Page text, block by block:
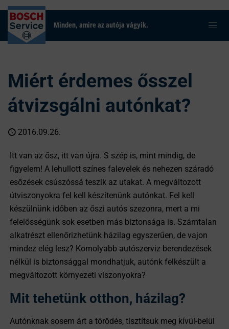
Minden, amire az autója vágyik.
Miért érdemes ősszel
átvizsgálni autónkat?
2016.09.26.
Itt van az ősz, itt van újra. S szép is, mint mindig, de
figyelem! A lehullott színes falevelek és nehezen száradó
esőzések csúszóssá teszik az utakat. A megváltozott
útviszonyokra fel kell készítenünk autónkat. Fel kell
készülnünk időben az őszi autós szezonra, mert a mi
felelősségünk sok esetben más biztonsága is. Számtalan
alkatrészt ellenőrizhetünk házilag egyszerűen, de vajon
mindez elég lesz? Komolyabb autószerviz berendezések
nélkül is biztonsággal mondhatjuk, autónk felkészült a
megváltozott környezeti viszonyokra?
Mit tehetünk otthon, házilag?
Autónknak sosem árt a törődés, tisztítsuk meg kívül-belül